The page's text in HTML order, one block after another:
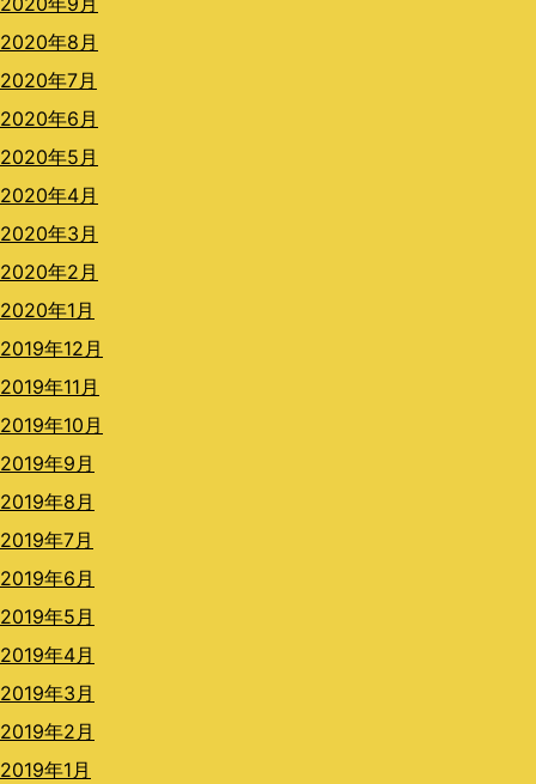
2020年8月
2020年7月
2020年6月
2020年5月
2020年4月
2020年3月
2020年2月
2020年1月
2019年12月
2019年11月
2019年10月
2019年9月
2019年8月
2019年7月
2019年6月
2019年5月
2019年4月
2019年3月
2019年2月
2019年1月